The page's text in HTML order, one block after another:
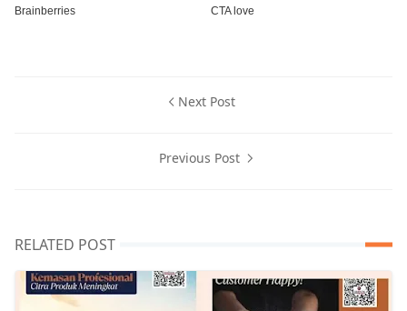
Next Post
Previous Post
RELATED POST